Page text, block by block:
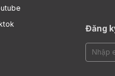
Đăng